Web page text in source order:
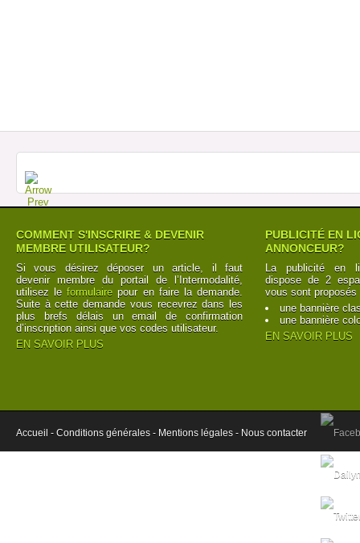
COMMENT S'INSCRIRE & DEVENIR
MEMBRE UTILISATEUR?
Si vous désirez déposer un article, il faut
devenir membre du portail de l’Intermodalité,
utilisez leformulaire pour en faire la demande.
Suite à cette demande vous recevrez dans les
plus brefs délais un email de confirmation
d’inscription ainsi que vos codes utilisateur.
EN SAVOIR PLUS
PUBLICITÉ EN
ANNONCEUR?
La publicité en
dispose de 2
vous sont proposés
une bannière
une bannière
EN SAVOIR PLUS
Accueil - Conditions générales - Mentions légales - Nous contacter